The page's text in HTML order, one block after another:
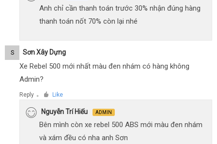
Anh chỉ cần thanh toán trước 30% nhận đúng hàng
thanh toán nốt 70% còn lại nhé
S Sơn Xây Dựng
Xe Rebel 500 mới nhất màu đen nhám có hàng không
Admin?
Reply ● Like
Nguyễn Trí Hiếu ADMIN
Bên mình còn xe rebel 500 ABS mới màu đen nhám
và xám đều có nha anh Sơn